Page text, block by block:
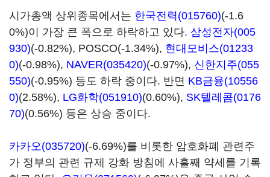
시가총액 상위종목에서는 한국전력(015760)(-1.6
0%)이 가장 큰 폭으로 하락하고 있다. 삼성전자(005
930)(-0.82%), POSCO(-1.34%), 현대모비스(01233
0)(-0.98%), NAVER(035420)(-0.97%), 신한지주(055
550)(-0.95%) 등도 하락 중이다. 반면 KB금융(10556
0)(2.58%), LG화학(051910)(0.60%), SK텔레콤(0176
70)(0.56%) 등은 상승 중이다.
카카오(035720)(-6.69%)를 비롯한 암호화폐 관련주
가 정부의 관련 규제 강화 방침에 사흘째 약세를 기록